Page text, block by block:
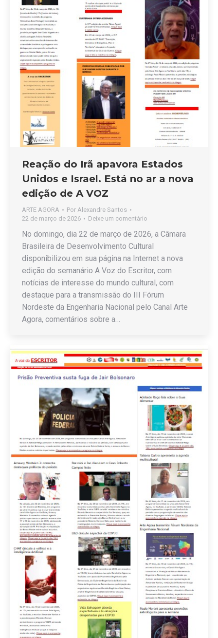
Reação do Irã apavora Estados
Unidos e Israel. Está no ar a nova
edição de A VOZ
ARTE AGORA Por Alexandre Santos
22 de março de 2026
Deixe um comentário
No domingo, dia 22 de março de 2026, a Câmara
Brasileira de Desenvolvimento Cultural
disponibilizou em sua página na Internet a nova
edição do semanário A Voz do Escritor, com
notícias de interesse do mundo cultural, com
destaque para a transmissão do III Fórum
Nordeste da Engenharia Nacional pelo Canal Arte
Agora, comentários sobre a…